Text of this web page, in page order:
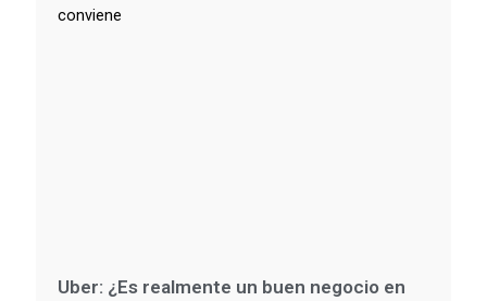
conviene
Uber: ¿Es realmente un buen negocio en